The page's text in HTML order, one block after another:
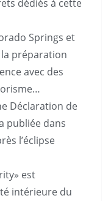
dédiés à cette
Springs et
préparation
avec des
Déclaration de
publiée dans
l’éclipse
est
intérieure du